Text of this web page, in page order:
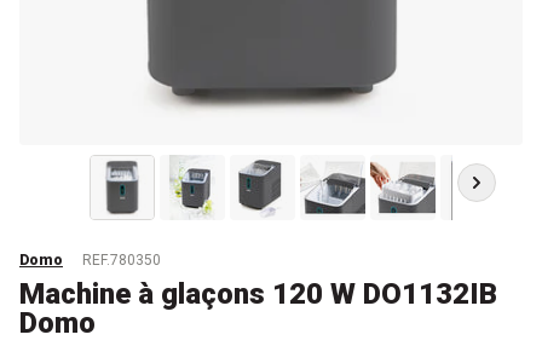
Domo REF.780350
Machine à glaçons 120 W DO1132IB
Domo